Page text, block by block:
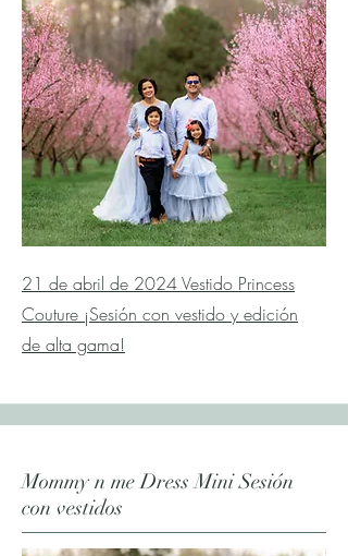
21 de abril de 2024 Vestido Princess
Couture ¡Sesión con vestido y edición
de alta gama!
Mommy n me Dress Mini Sesión
con vestidos